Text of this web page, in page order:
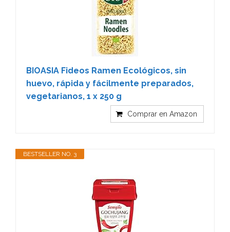
BIOASIA Fideos Ramen Ecológicos, sin
huevo, rápida y fácilmente preparados,
vegetarianos, 1 x 250 g
Comprar en Amazon
BESTSELLER NO. 3